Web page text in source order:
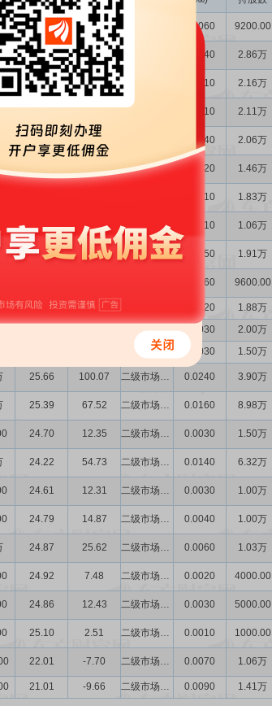
27.37 25.18 0.0060 9200.00
25.34 17.74 0.0040 2.86万
26.45 2.65 0.0010 2.16万
0.0010 2.11万
27.45 16.47 0.0040 2.06万
11.14 二级市场买卖 0.0020 1.46万
0.0110 1.83万
28.28 2.83 二级市场买卖 0.0010 1.06万
28.34 24.94 二级市场买卖 0.0050 1.91万
0.0060 9600.00
29.15 11.08 0.0020 1.88万
二级市场买卖 0.0030 2.00万
二级市场买卖 0.0030 1.50万
25.66 100.07 二级市场买卖 0.0240 3.90万
25.39 67.52 二级市场买卖 0.0160 8.98万
24.70 12.35 二级市场买卖 0.0030 1.50万
24.22 54.73 二级市场买卖 0.0140 6.32万
24.61 12.31 二级市场买卖 0.0030 1.00万
24.79 14.87 二级市场买卖 0.0040 1.00万
24.87 25.62 二级市场买卖 0.0060 1.03万
24.92 7.48 二级市场买卖 0.0020 4000.00
24.86 12.43 二级市场买卖 0.0030 5000.00
25.10 2.51 二级市场买卖 0.0010 1000.00
22.01 -7.70 二级市场买卖 0.0070 1.06万
21.01 -9.66 二级市场买卖 0.0090 1.41万